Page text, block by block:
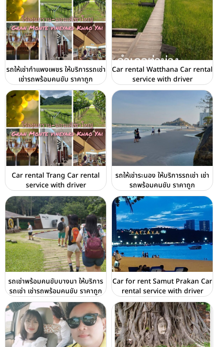
รถให้เช่ากำแพงเพชร ให้บริการรถเช่า
เช่ารถพร้อมคนขับ ราคาถูก
Car rental Watthana Car rental
service with driver
Car rental Trang Car rental
service with driver
รถให้เช่าระนอง ให้บริการรถเช่า เช่า
รถพร้อมคนขับ ราคาถูก
รถเช่าพร้อมคนขับบางนา ให้บริการ
รถเช่า เช่ารถพร้อมคนขับ ราคาถูก
Car for rent Samut Prakan Car
rental service with driver